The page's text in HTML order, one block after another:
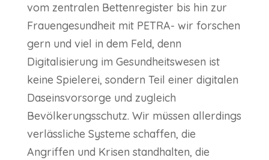
vom zentralen Bettenregister bis hin zur
Frauengesundheit mit PETRA- wir forschen
gern und viel in dem Feld, denn
Digitalisierung im Gesundheitswesen ist
keine Spielerei, sondern Teil einer digitalen
Daseinsvorsorge und zugleich
Bevölkerungsschutz. Wir müssen allerdings
verlässliche Systeme schaffen, die
Angriffen und Krisen standhalten, die